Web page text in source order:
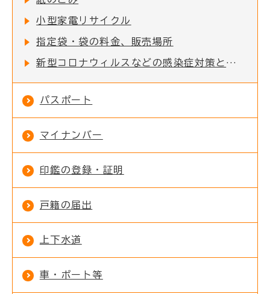
小型家電リサイクル
指定袋・袋の料金、販売場所
新型コロナウィルスなどの感染症対策としてのご家庭でのマスク等の捨て方
パスポート
マイナンバー
印鑑の登録・証明
戸籍の届出
上下水道
車・ボート等